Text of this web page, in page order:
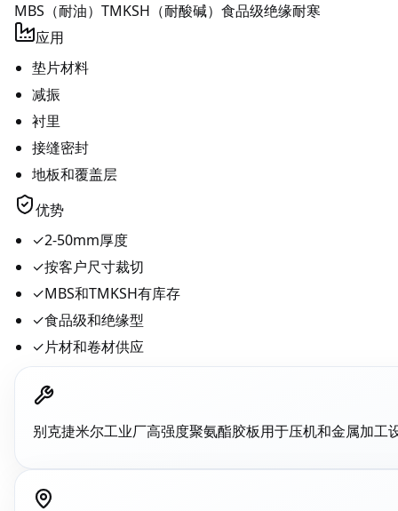
MBS（耐油） TMKSH（耐酸碱） 食品级绝缘耐寒
应用
垫片材料
减振
衬里
接缝密封
地板和覆盖层
优势
✓2-50mm厚度
✓按客户尺寸裁切
✓MBS和TMKSH有库存
✓食品级和绝缘型
✓片材和卷材供应
别克捷米尔工业厂高强度聚氨酯胶板用于压机和金属加工